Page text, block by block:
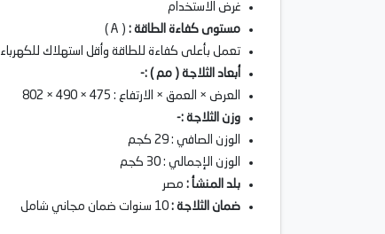
غرض الاستخدام
مستوى كفاءة الطاقة : ( A )
تعمل بأعلى كفاءة للطاقة وأقل استهلاك للكهرباء
أبعاد الثلاجة ( مم ) :-
العرض × العمق × الارتفاع : 475 × 490 × 802
وزن الثلاجة :-
الوزن الصافي : 29 كجم
الوزن الإجمالي : 30 كجم
بلد المنشأ : مصر
ضمان الثلاجة :